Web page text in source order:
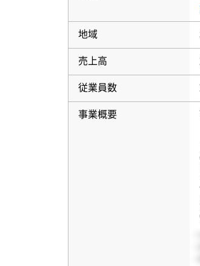
地域
売上高
従業員数
事業概要